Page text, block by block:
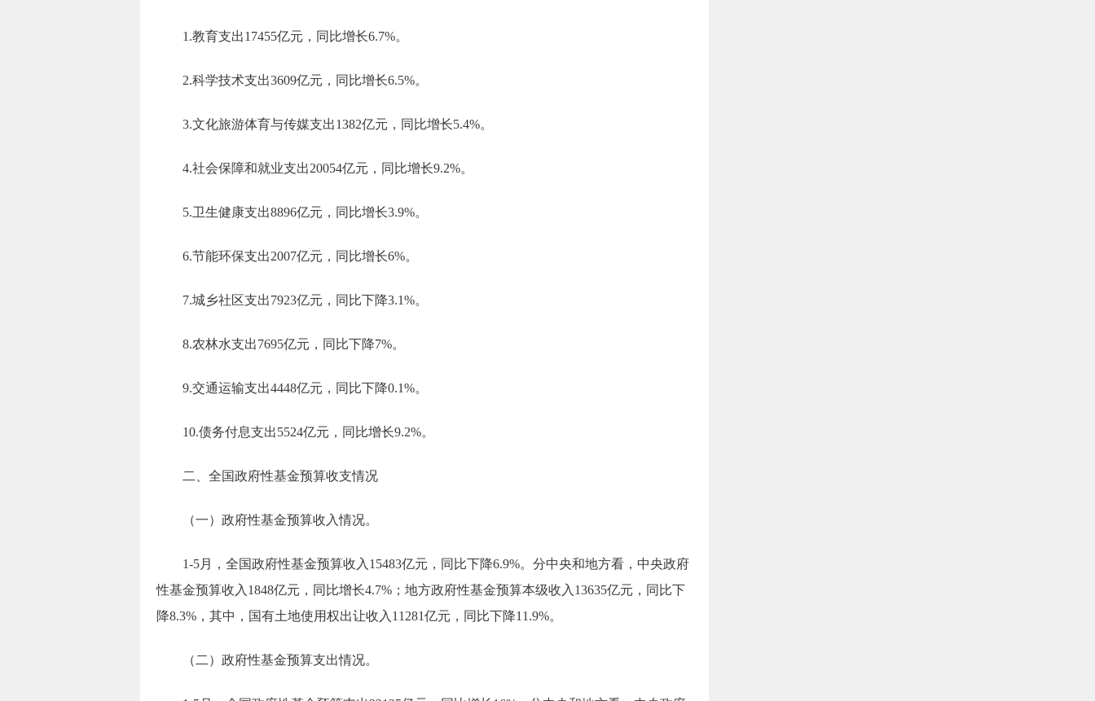
1.教育支出17455亿元， 同比增长6.7%。
2.科学技术支出3609亿元， 同比增长6.5%。
3.文化旅游体育与传媒支出1382亿元， 同比增长5.4%。
4.社会保障和就业支出20054亿元， 同比增长9.2%。
5.卫生健康支出8896亿元， 同比增长3.9%。
6.节能环保支出2007亿元， 同比增长6%。
7.城乡社区支出7923亿元， 同比下降3.1%。
8.农林水支出7695亿元， 同比下降7%。
9.交通运输支出4448亿元， 同比下降0.1%。
10.债务付息支出5524亿元， 同比增长9.2%。
二、全国政府性基金预算收支情况
（一）政府性基金预算收入情况。
1-5月 ， 全国政府性基金预算收入15483亿元，同比下降6.9%。分中央和地方看，中央政府
性基金预算收入1848亿元，同比增长4.7%； 地方政府性基金预算本级收入 13635亿元，同比下
降8.3%， 其中 ，国有土地使用权出让收入11281亿元，同比下降11.9%。
（二）政府性基金预算支出情况。